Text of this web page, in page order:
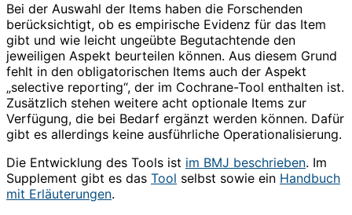
Bei der Auswahl der Items haben die Forschenden
berücksichtigt, ob es empirische Evidenz für das Item
gibt und wie leicht ungeübte Begutachtende den
jeweiligen Aspekt beurteilen können. Aus diesem Grund
fehlt in den obligatorischen Items auch der Aspekt
„selective reporting“, der im Cochrane-Tool enthalten ist.
Zusätzlich stehen weitere acht optionale Items zur
Verfügung, die bei Bedarf ergänzt werden können. Dafür
gibt es allerdings keine ausführliche Operationalisierung.
Die Entwicklung des Tools ist im BMJ beschrieben. Im
Supplement gibt es das Tool selbst sowie ein Handbuch
mit Erläuterungen.